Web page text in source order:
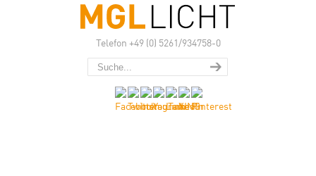
Telefon +49 (0) 5261/934758-0